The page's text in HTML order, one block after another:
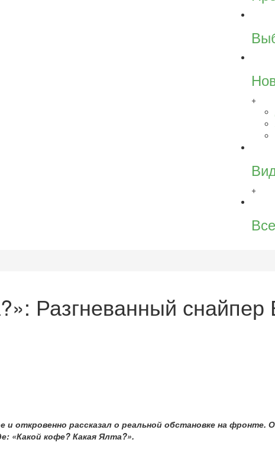
+
+
Разгневанный
и откровенно рассказал о реальной обстановке на
«Какой кофе? Какая Ялта?».